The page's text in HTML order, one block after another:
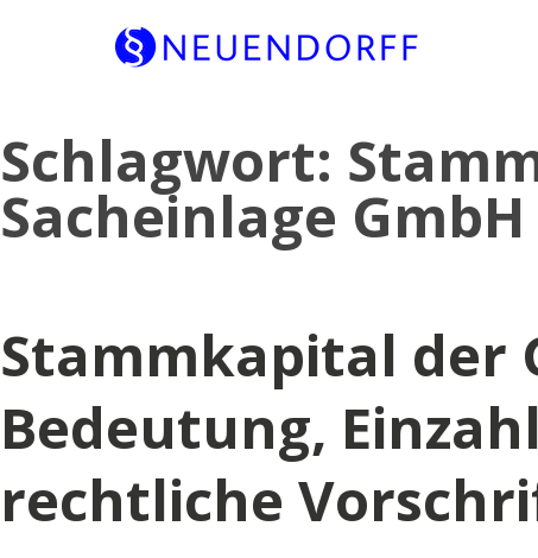
to
content
Schlagwort:
Sacheinlage GmbH
Stammkapital der
Bedeutung,
rechtliche